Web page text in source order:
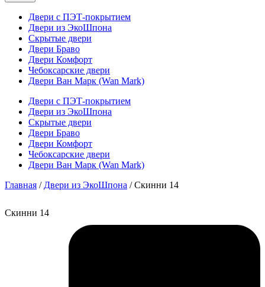
Двери с ПЭТ-покрытием
Двери из ЭкоШпона
Скрытые двери
Двери Браво
Двери Комфорт
Чебоксарские двери
Двери Ван Марк (Wan Mark)
Двери с ПЭТ-покрытием
Двери из ЭкоШпона
Скрытые двери
Двери Браво
Двери Комфорт
Чебоксарские двери
Двери Ван Марк (Wan Mark)
Главная / Двери из ЭкоШпона / Скинни 14
Скинни 14